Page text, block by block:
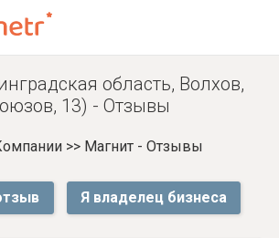
область, Волхов,
13) - Отзывы
>> Магнит - Отзывы
Я владелец бизнеса